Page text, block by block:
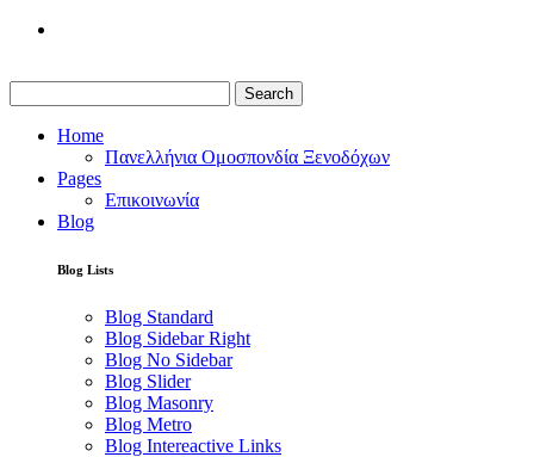
Search
Home
Πανελλήνια Ομοσπονδία Ξενοδόχων
Pages
Επικοινωνία
Blog
Blog Lists
Blog Standard
Blog Sidebar Right
Blog No Sidebar
Blog Slider
Blog Masonry
Blog Metro
Blog Intereactive Links